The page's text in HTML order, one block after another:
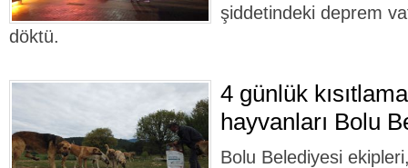
şiddetindeki deprem
döktü.
4 günlük
hayvanları Bolu
Bolu Belediyesi